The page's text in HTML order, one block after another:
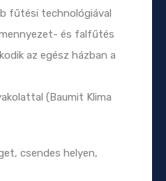
fűtési technológiával
és falfűtés
az egész házban a
(Baumit Klima
csendes helyen,